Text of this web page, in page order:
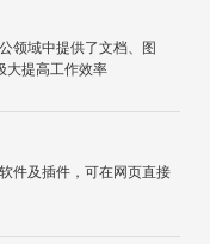
领域中提供了文档、图
大提高工作效率
件及插件，可在网页直接